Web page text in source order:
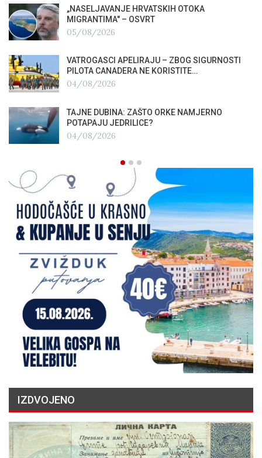
„NASELJAVANJE HRVATSKIH OTOKA
MIGRANTIMA″ – OSVRT
05/08/2026
VATROGASCI APELIRAJU – ZBOG SIGURNOSTI
PILOTA CANADERA NE KORISTITE…
04/08/2026
TAJNE DUBINA: ZAŠTO ORKE NAMJERNO
POTAPAJU JEDRILICE?
04/08/2026
IZDVOJENO